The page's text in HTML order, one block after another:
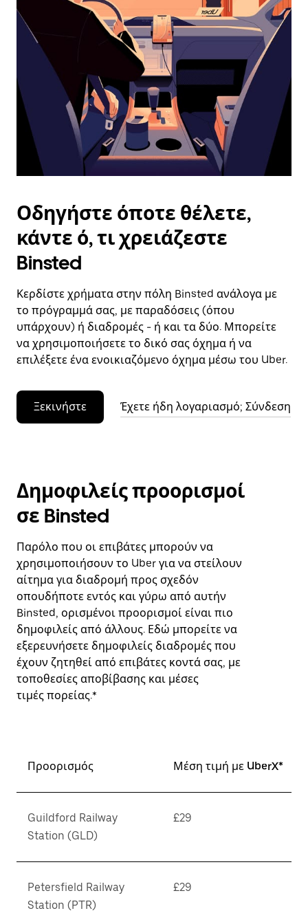
επιλέξετε
μια
ημερομηνία.
Πατήστε
πλήκτρο
escape
για
να
κλείσετε
ημερολόγιο.
Οδηγήστε όποτε θέλετε,
κάντε ό, τι χρειάζεστε
Binsted
Κερδίστε χρήματα στην πόλη Binsted ανάλογα με
το πρόγραμμά σας, με παραδόσεις (όπου
υπάρχουν) ή διαδρομές - ή και τα δύο. Μπορείτε
να χρησιμοποιήσετε το δικό σας όχημα ή να
επιλέξετε ένα ενοικιαζόμενο όχημα μέσω του Uber.
Ξεκινήστε Έχετε ήδη λογαριασμό; Σύνδεση
Δημοφιλείς προορισμοί
σε Binsted
Παρόλο που οι επιβάτες μπορούν να
χρησιμοποιήσουν το Uber για να στείλουν
αίτημα για διαδρομή προς σχεδόν
οπουδήποτε εντός και γύρω από αυτήν
Binsted, ορισμένοι προορισμοί είναι πιο
δημοφιλείς από άλλους. Εδώ μπορείτε να
εξερευνήσετε δημοφιλείς διαδρομές που
έχουν ζητηθεί από επιβάτες κοντά σας, με
τοποθεσίες αποβίβασης και μέσες
τιμές πορείας.*
Προορισμός Μέση τιμή με UberX*
Guildford Railway
Station (GLD)
£29
Petersfield Railway
Station (PTR)
£29